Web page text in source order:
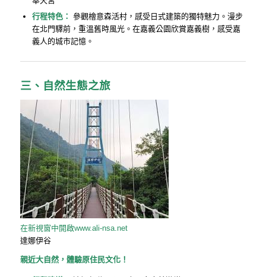
行程特色： 參觀檜意森活村，感受日式建築的獨特魅力。漫步
在北門驛前，重溫舊時風光。在嘉義公園欣賞嘉義樹，感受嘉
義人的城市記憶。
三、自然生態之旅
在新視窗中開啟www.ali-nsa.net
達娜伊谷
親近大自然，體驗原住民文化！